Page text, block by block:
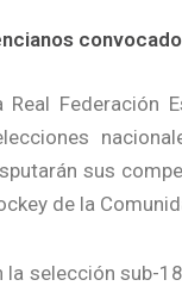
Real Federación
sus
de la
la selección sub-